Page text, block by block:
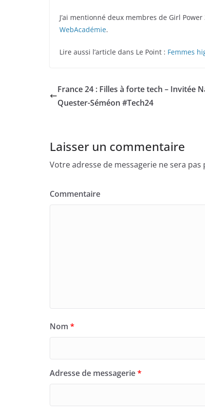
J’ai mentionné deux membres de Girl Power
WebAcadémie.
Lire aussi l’article dans Le Point : Femmes
France 24 : Filles à forte tech – Invitée
Quester-Séméon #Tech24
Laisser un commentaire
Votre adresse de messagerie ne sera pas
Commentaire
Nom *
Adresse de messagerie*